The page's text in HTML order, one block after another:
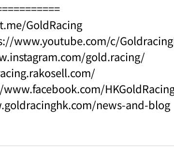
GoldRacing
www.youtube.com/c/
gold.racing/
news-and-blog